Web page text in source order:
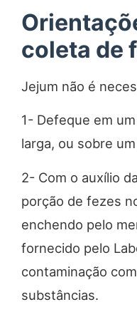
coleta de
Jejum não é
1- Defeque em
larga, ou sobre
2- Com o auxílio
porção de fezes
enchendo pelo
fornecido pelo
contaminação
substâncias.